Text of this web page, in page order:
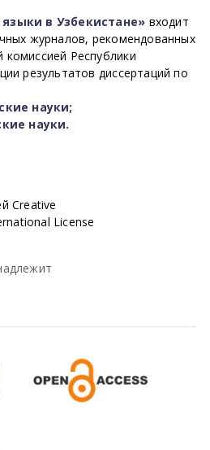
в Узбекистане» входит
журналов, рекомендованных
Республики
результатов диссертаций по
науки;
науки.
Creative
License